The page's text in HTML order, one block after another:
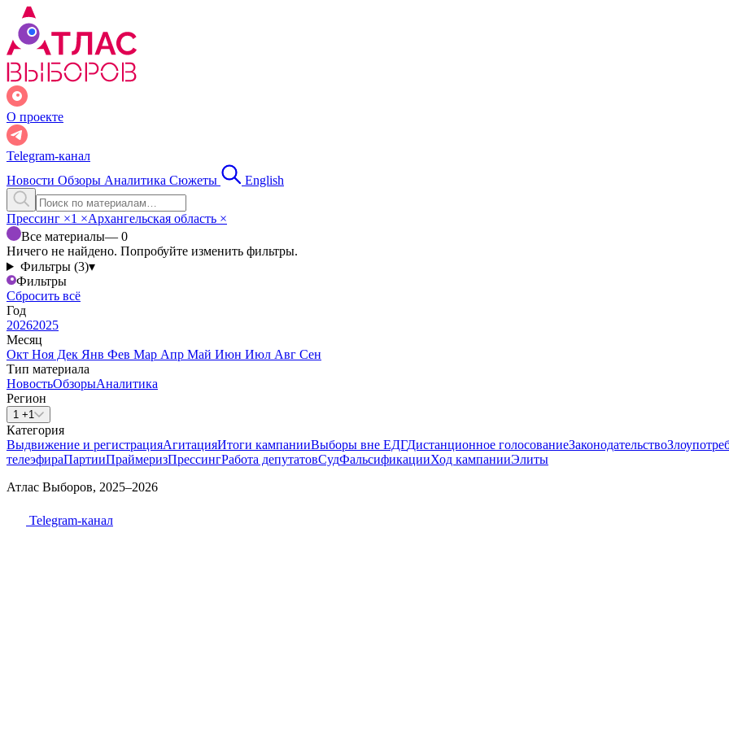
О проекте
Telegram-канал
Новости Обзоры Аналитика Сюжеты English
Прессинг ×1 ×Архангельская область ×
Все материалы— 0
Ничего не найдено. Попробуйте изменить фильтры.
Фильтры (3)▾
Фильтры
Сбросить всё
Год
20262025
Месяц
Окт Ноя Дек Янв Фев Мар Апр Май Июн Июл Авг Сен
Тип материала
НовостьОбзорыАналитика
Регион
1 +1
Категория
Выдвижение и регистрацияАгитацияИтоги кампанииВыборы вне ЕДГДистанционное голосованиеЗаконодательство
телеэфираПартииПраймеризПрессингРабота депутатовСудФальсификацииХод кампанииЭлиты
Атлас Выборов, 2025–2026
Telegram-канал